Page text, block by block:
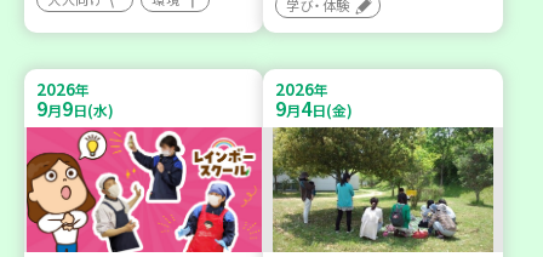
学び・体験
2026年
9月9日(水)
2026年
9月4日(金)